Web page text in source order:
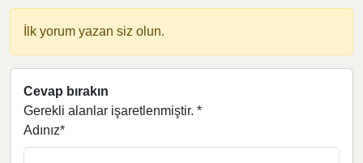
İlk yorum yazan siz olun.
Cevap bırakın
Gerekli alanlar işaretlenmiştir. *
Adınız*